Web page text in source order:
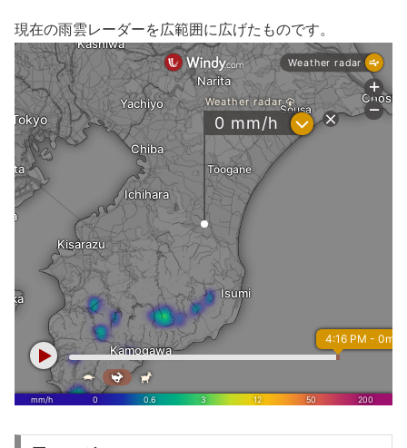
現在の雨雲レーダーを広範囲に広げたものです。